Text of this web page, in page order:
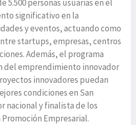
5.500 personas usuarias en el
significativo en la
y eventos, actuando como
startups, empresas, centros
Además, el programa
del emprendimiento innovador
innovadores puedan
condiciones en San
nacional y finalista de los
Empresarial.